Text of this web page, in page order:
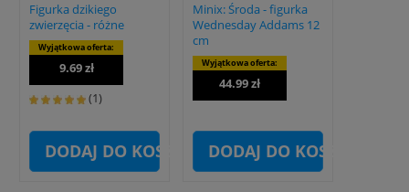
Figurka dzikiego
zwierzęcia - różne
Wyjątkowa oferta:
9.69 zł
(1)
DODAJ DO KOSZYKA
Minix: Środa - figurka
Wednesday Addams 12
cm
Wyjątkowa oferta:
44.99 zł
DODAJ DO KOSZYKA